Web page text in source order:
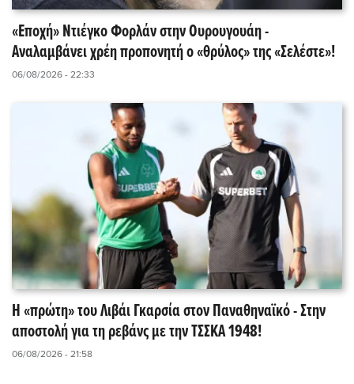
«Εποχή» Ντιέγκο Φορλάν στην Ουρουγουάη -
Αναλαμβάνει χρέη προπονητή ο «θρύλος» της «Σελέστε»!
06/08/2026 - 22:33
Η «πρώτη» του Λιβάι Γκαρσία στον Παναθηναϊκό - Στην
αποστολή για τη ρεβάνς με την ΤΣΣΚΑ 1948!
06/08/2026 - 21:58